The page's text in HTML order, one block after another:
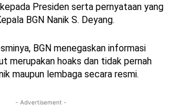
Presiden serta pernyataan yang
BGN Nanik S. Deyang.
BGN menegaskan informasi
merupakan hoaks dan tidak pernah
maupun lembaga secara resmi.
- Advertisement -